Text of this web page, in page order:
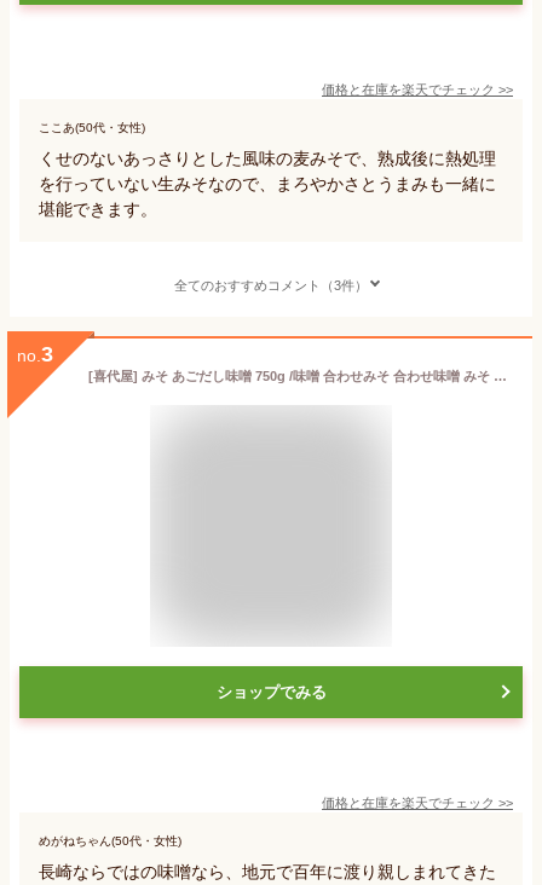
価格と在庫を楽天でチェック >>
ここあ(50代・女性)
くせのないあっさりとした風味の麦みそで、熟成後に熱処理
を行っていない生みそなので、まろやかさとうまみも一緒に
堪能できます。
全てのおすすめコメント（3件）
no. 3
[喜代屋] みそ あごだし味噌 750g /味噌 合わせみそ 合わせ味噌 みそ 焼きあご じげもん みそ五郎の蔵 長崎県 島原 あごだし あわせみそ 長崎じげもん マルキ 粒タイプ 調合みそ
ショップでみる
価格と在庫を楽天でチェック >>
めがねちゃん(50代・女性)
長崎ならではの味噌なら、地元で百年に渡り親しまれてきた